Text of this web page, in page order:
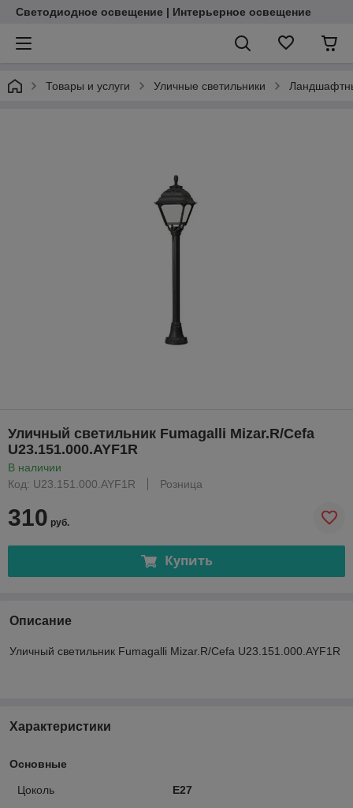
Светодиодное освещение | Интерьерное освещение
Товары и услуги Уличные светильники
Уличный светильник Fumagalli Mizar.R/Cefa
U23.151.000.AYF1R
В наличии
Код: U23.151.000.AYF1R
Розница
310 руб.
Купить
Описание
Уличный светильник Fumagalli Mizar.R/Cefa U23.151.000.AYF1R
Характеристики
Основные
Цоколь E27